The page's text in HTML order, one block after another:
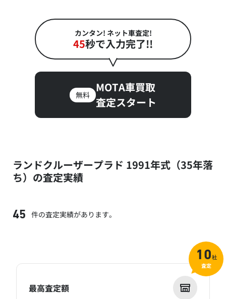
カンタン! ネット車査定!
45秒で入力完了!!
無料
MOTA車買取
査定スタート
ランドクルーザープラド 1991年式（35年落
ち）の査定実績
45 件の査定実績があります。
最高査定額
10社
査定